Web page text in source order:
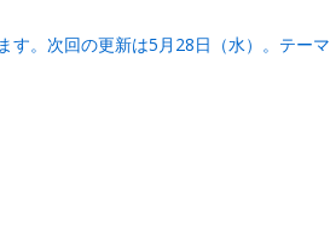
す。次回の更新は5月28日（水）。テーマ